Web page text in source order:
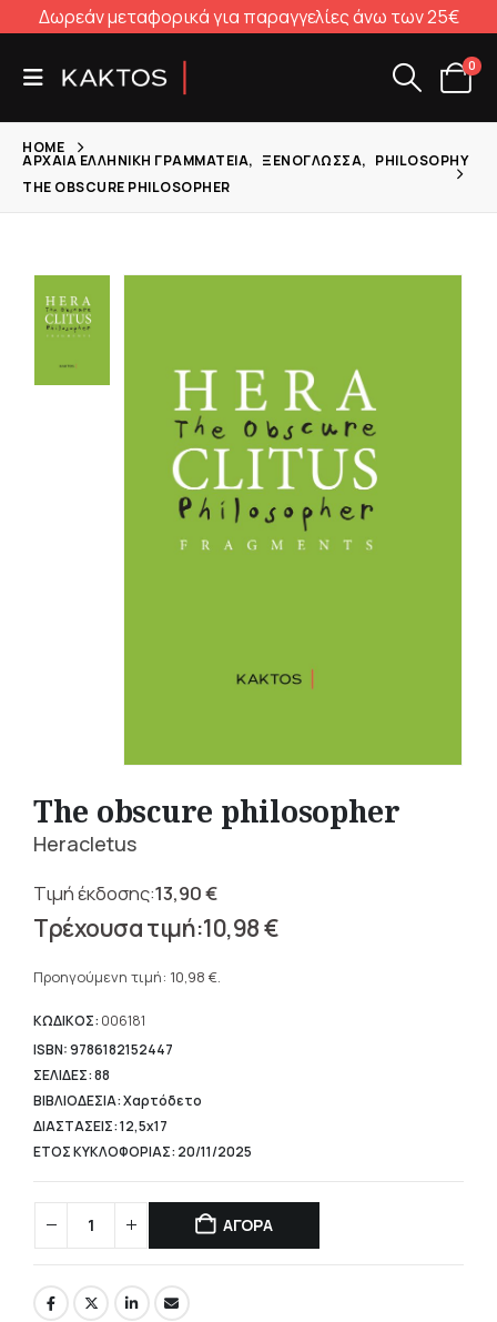
Δωρεάν μεταφορικά για παραγγελίες άνω των 25€
0
HOME
ΑΡΧΑΊΑ ΕΛΛΗΝΙΚΉ ΓΡΑΜΜΑΤΕΊΑ, ΞΕΝΌΓΛΩΣΣΑ, PHILOSOPHY
THE OBSCURE PHILOSOPHER
The obscure philosopher
Heracletus
13,90€
Original
price
was:
13,90 €.
10,98€
τρέχουσα
είναι:
10,98 €.
Προηγούμενη τιμή: 10,98 €.
ΚΩΔΙΚΟΣ: 006181
ISBN: 9786182152447
ΣΕΛΙΔΕΣ: 88
ΒΙΒΛΙΟΔΕΣΙΑ: Χαρτόδετο
ΔΙΑΣΤΑΣΕΙΣ: 12,5x17
ΕΤΟΣ ΚΥΚΛΟΦΟΡΙΑΣ: 20/11/2025
ΑΓΟΡΑ